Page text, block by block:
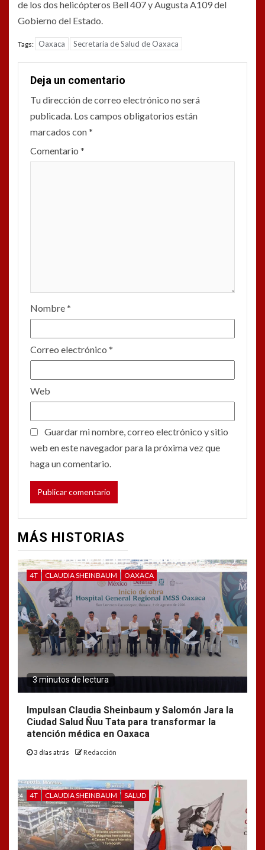
de los dos helicópteros Bell 407 y Augusta A109 del
Gobierno del Estado.
Tags: Oaxaca Secretaria de Salud de Oaxaca
Deja un comentario
Tu dirección de correo electrónico no será
publicada. Los campos obligatorios están
marcados con*
Comentario *
Nombre*
Correo electrónico *
Web
Guardar mi nombre, correo electrónico y sitio
web en este navegador para la próxima vez que
haga un comentario.
MÁS HISTORIAS
4T CLAUDIA SHEINBAUM OAXACA
3 minutos de lectura
Impulsan Claudia Sheinbaum y Salomón Jara la
Ciudad Salud Ñuu Tata para transformar la
atención médica en Oaxaca
3 días atrás Redacción
4T CLAUDIA SHEINBAUM SALUD